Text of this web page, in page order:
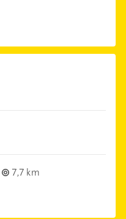
7,7 km